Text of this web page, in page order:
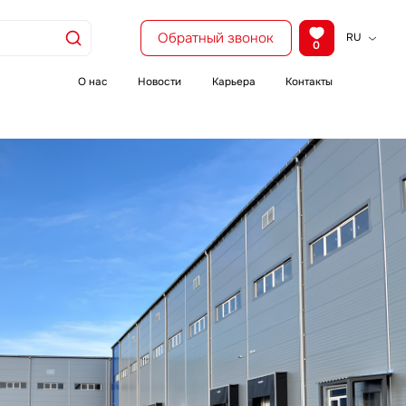
Обратный звонок 0
RU
О нас Новости Карьера Контакты